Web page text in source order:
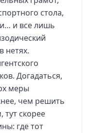
стола,
и все лишь
нетях.
Догадаться,
меры
чем решить
тут скорее
где тот